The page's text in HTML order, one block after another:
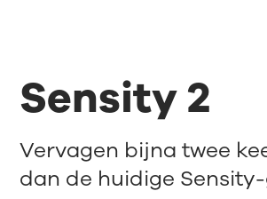
Sensity 2
Vervagen bijna twee
dan de huidige